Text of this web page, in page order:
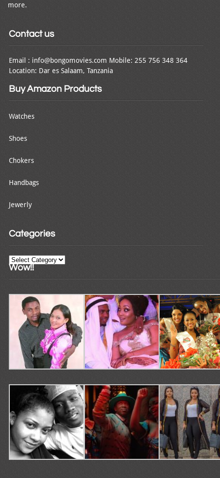
more.
Contact us
Email : info@bongomovies.com Mobile: 255 756 348 364
Location: Dar es Salaam, Tanzania
Buy Amazon Products
Watches
Shoes
Chokers
Handbags
Jewerly
Categories
Categories
Wow!!